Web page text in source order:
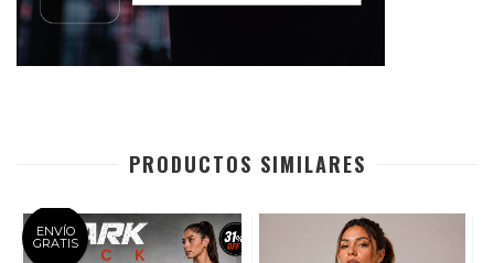
PRODUCTOS SIMILARES
ENVÍO
GRATIS